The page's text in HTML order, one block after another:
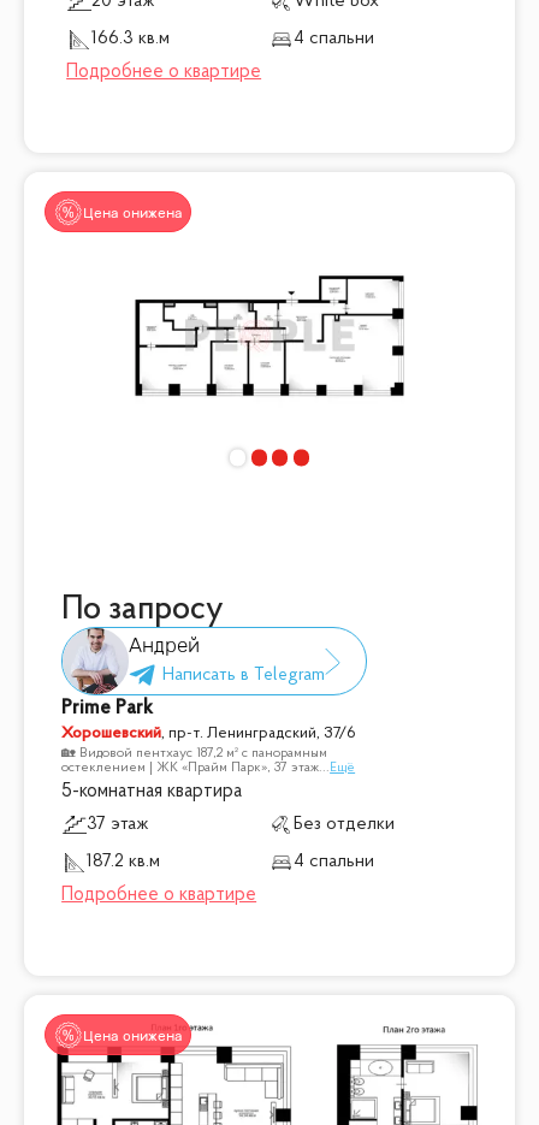
166.3 кв.м
4 спальни
Цена снижена
По запросу
Андрей
Prime Park
Хорошевский,пр-т. Ленинградский, 37/6
🏡 Видовой пентхаус 187,2 м² с панорамным
остеклением | ЖК «Прайм Парк», 37 этаж... Ещё
5-комнатная квартира
37 этаж
Без отделки
187.2 кв.м
4 спальни
Цена снижена